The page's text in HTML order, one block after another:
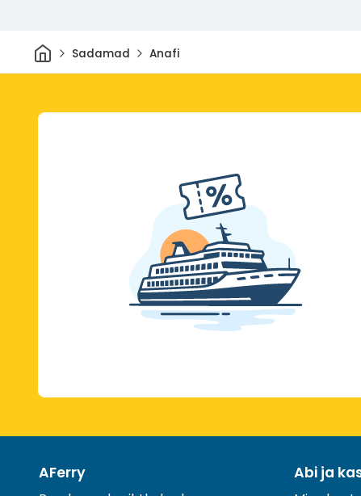
Avaleht
Sadamad Anafi
AFerry Abi ja